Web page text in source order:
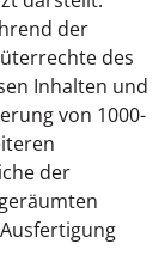
der
des
Inhalten und
von 1000-
der